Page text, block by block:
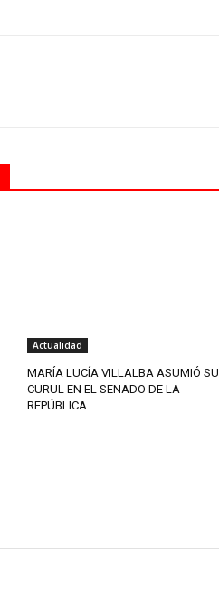
Actualidad
MARÍA LUCÍA VILLALBA ASUMIÓ SU
CURUL EN EL SENADO DE LA
REPÚBLICA